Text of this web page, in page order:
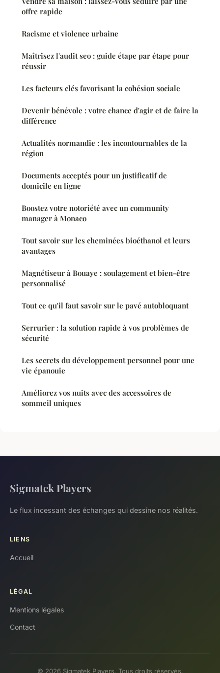
offre rapide
Racisme et violence urbaine
Maîtrisez l'audit seo : guide étape par étape pour
réussir
Les facteurs clés favorisant la cohésion sociale
Devenir bénévole : votre chance d'agir et de faire la
différence
Actualités normandie : les incontournables de la
région
Documents acceptés pour un justificatif de
domicile en ligne
Boostez votre notoriété avec un community
manager à Monaco
Tout savoir sur les cheminées bioéthanol et leurs
avantages
Magnétiseur à Bouaye : soulagement et bien-être
personnalisé
Tout ce qu'il faut savoir sur le pavé autobloquant
Serrurier : la solution rapide à vos problèmes de
sécurité
Les secrets du développement personnel pour une
vie épanouie
Améliorez vos nuits avec des accessoires de
sommeil uniques
Sigmatek Players
Le flux incessant des échanges qui dessine nos réalités.
LIENS
Accueil
LÉGAL
Mentions légales
Contact
© 2026 Sigmatek Players. Tous droits réservés.